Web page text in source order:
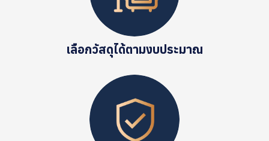
เลือกวัสดุได้ตามงบประมาณ